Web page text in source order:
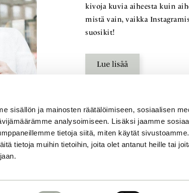
sisällön ja mainosten räätälöimiseen, sosiaalisen
analysoimiseen. Lisäksi jaamme
tietoja siitä, miten käytät sivustoamme.
tietoja muihin tietoihin, joita olet antanut heille tai
kivoja kuvia aiheesta kuin
mistä vain, vaikka
suosikit!
Lue lisää